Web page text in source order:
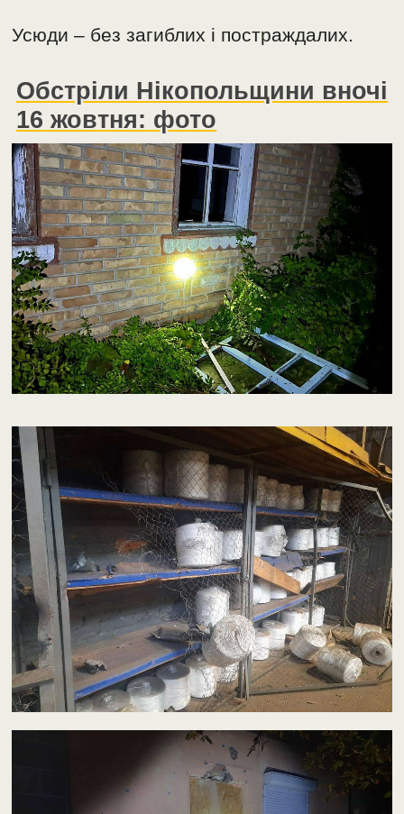
Усюди – без загиблих і постраждалих.
Обстріли Нікопольщини вночі
16 жовтня: фото